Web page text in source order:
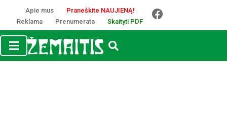
Apie mus
Praneškite NAUJIENĄ!
Reklama
Prenumerata Skaityti PDF